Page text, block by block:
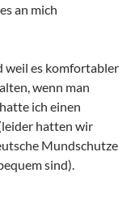
an mich
weil es komfortabler
wenn man
ich einen
hatten wir
Mundschutze
sind).
sind